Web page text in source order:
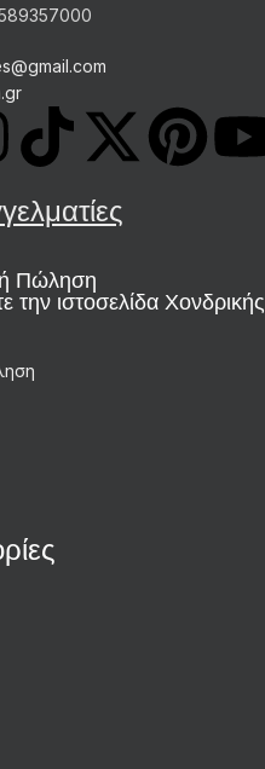
Πώληση
την ιστοσελίδα Χονδρικής